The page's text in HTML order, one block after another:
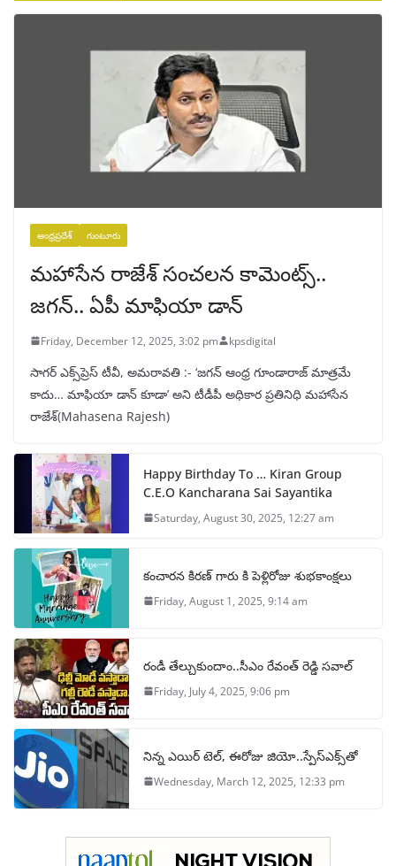
ఆంధ్రప్రదేశ్ గుంటూరు
మహాసేన రాజేశ్‌ సంచలన కామెంట్స్..
జగన్‌.. ఏపీ మాఫియా డాన్‌
Friday, December 12, 2025, 3:02 pm kpsdigital
సాగర్ ఎక్స్‌ప్రెస్ టీవీ, అమరావతి :- ‘జగన్‌ ఆంధ్ర గూండారాజ్‌ మాత్రమే
కాదు… మాఫియా డాన్‌ కూడా’ అని టీడీపీ అధికార ప్రతినిధి మహాసేన
రాజేశ్‌(Mahasena Rajesh)
Happy Birthday To … Kiran Group
C.E.O Kancharana Sai Sayantika
Saturday, August 30, 2025, 12:27 am
కంచారన కిరణ్ గారు కి పెళ్లిరోజు శుభకాంక్షలు
Friday, August 1, 2025, 9:14 am
రండీ తేల్చుకుందాం..సీఎం రేవంత్ రెడ్డి సవాల్
Friday, July 4, 2025, 9:06 pm
నిన్న ఎయిర్ టెల్, ఈరోజు జియో..స్పేస్‌ఎక్స్‌తో
Wednesday, March 12, 2025, 12:33 pm